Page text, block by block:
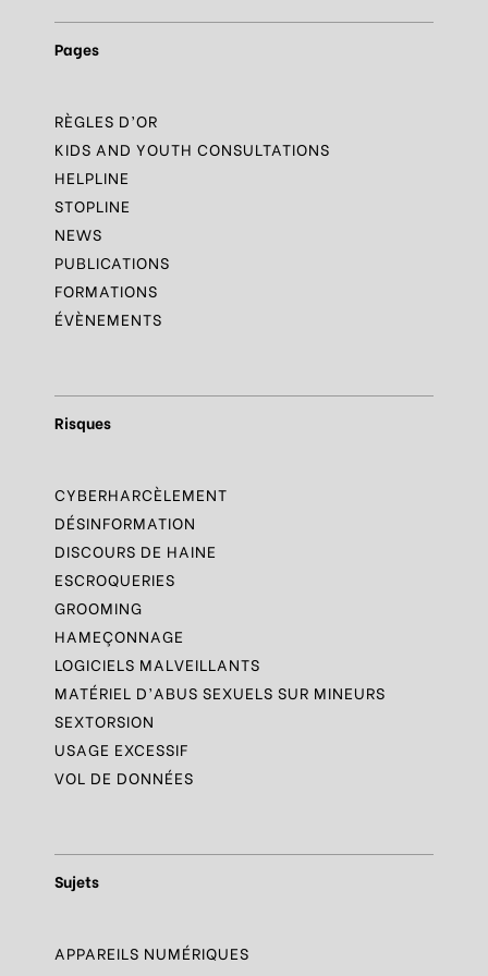
Pages
RÈGLES D’OR
KIDS AND YOUTH CONSULTATIONS
HELPLINE
STOPLINE
NEWS
PUBLICATIONS
FORMATIONS
ÉVÈNEMENTS
Risques
CYBERHARCÈLEMENT
DÉSINFORMATION
DISCOURS DE HAINE
ESCROQUERIES
GROOMING
HAMEÇONNAGE
LOGICIELS MALVEILLANTS
MATÉRIEL D’ABUS SEXUELS SUR MINEURS
SEXTORSION
USAGE EXCESSIF
VOL DE DONNÉES
Sujets
APPAREILS NUMÉRIQUES